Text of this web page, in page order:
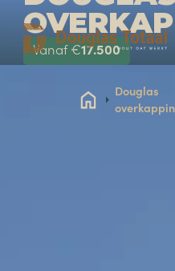
Douglas
Vanaf €17.500